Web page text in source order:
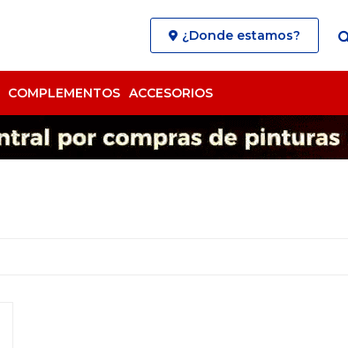
COMPLEMENTOS ACCESORIOS
¿Donde estamos?